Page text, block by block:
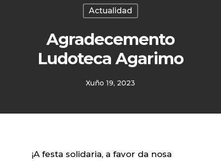
Actualidad
Agradecemento
Ludoteca Agarimo
Xuño 19, 2023
¡A festa solidaria, a favor da nosa